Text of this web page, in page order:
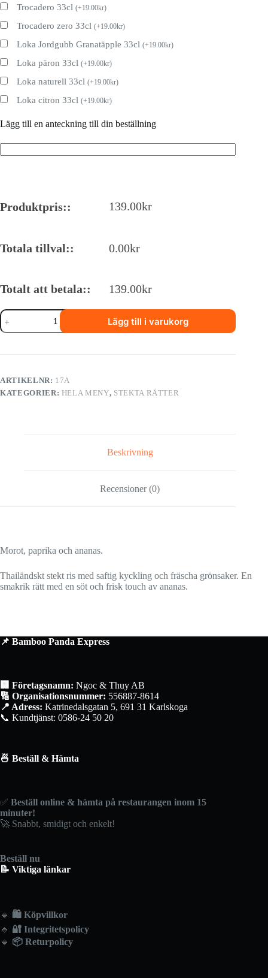
Trocadero 33cl (+19.00kr)
Trocadero zero 33cl (+19.00kr)
Loka Jordgubb Granatäpple 33cl (+19.00kr)
Loka päron 33cl (+19.00kr)
Loka naturell 33cl (+19.00kr)
Loka citron 33cl (+19.00kr)
Lägg till en anteckning till din beställning
Produktpris:: 139.00kr
Totala tillval:: 0.00kr
Totalt att betala:: 139.00kr
17A.
Thai
stekt
Lägg till i varukorg
ARTIKELNR: 17A
KATEGORIER: HELA MENY, STEKTA RÄTTER
Beskrivning
Recensioner (0)
Morot, paprika och ananas.
Thailändskt stekt ris med saftig kyckling och fräscha grönsaker. En
smakrik rätt med en söt och frisk touch av ananas.
📌 Bamboo Panda Express
🏢 Företagsnamn: Ngoc & Thuy AB
🔢 Organisationsnummer: 556887-8614
📍 Adress: Katrinedalsgatan 5, 691 31 Karlskoga
📞 Kundtjänst: 0586-24 50 20
🍜 Beställ & Hämta
✅ Beställ online & hämta på restaurangen inom 15
minuter!
🚀 Snabbt, smidigt och enkelt!
Beställ nu
📝 Viktiga länkar
🔹 🛍️ Köpvillkor
🔹 🔐 Integritetspolicy
🔹 📦 Returpolicy